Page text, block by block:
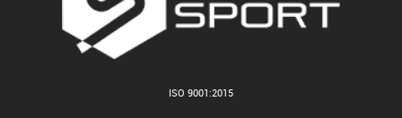
ISO 9001:2015